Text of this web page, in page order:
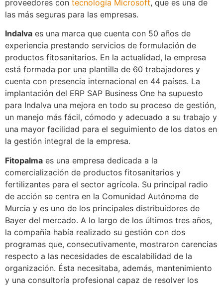
proveedores con tecnología Microsoft, que es una de
las más seguras para las empresas.
Indalva es una marca que cuenta con 50 años de
experiencia prestando servicios de formulación de
productos fitosanitarios. En la actualidad, la empresa
está formada por una plantilla de 60 trabajadores y
cuenta con presencia internacional en 44 países. La
implantación del ERP SAP Business One ha supuesto
para Indalva una mejora en todo su proceso de gestión,
un manejo más fácil, cómodo y adecuado a su trabajo y
una mayor facilidad para el seguimiento de los datos en
la gestión integral de la empresa.
Fitopalma es una empresa dedicada a la
comercialización de productos fitosanitarios y
fertilizantes para el sector agrícola. Su principal radio
de acción se centra en la Comunidad Autónoma de
Murcia y es uno de los principales distribuidores de
Bayer del mercado. A lo largo de los últimos tres años,
la compañía había realizado su gestión con dos
programas que, consecutivamente, mostraron carencias
respecto a las necesidades de escalabilidad de la
organización. Ésta necesitaba, además, mantenimiento
y una consultoría profesional capaz de resolver los